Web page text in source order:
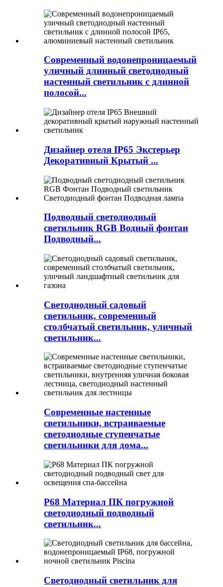
Современный водонепроницаемый
уличный длинный светодиодный
настенный светильник с длинной
полосой...
Дизайнер отеля IP65 Экстерьер
Декоративный Крытый ...
Подводный светодиодный
светильник RGB Водный фонтан
Подводный...
Светодиодный садовый
светильник, современный
столбчатый светильник, уличный
светильник...
Современные настенные
светильники, встраиваемые
светодиодные ступенчатые
светильники для дома...
P68 Материал ПК погружной
светодиодный подводный
светильник...
Светодиодный светильник для